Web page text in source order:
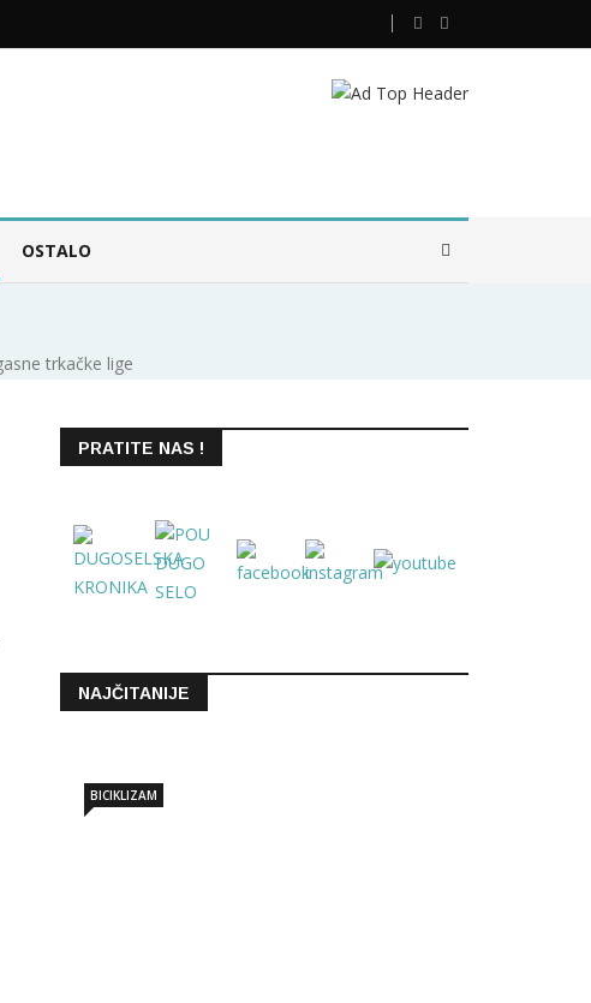
OSTALO
trkačke lige
PRATITE NAS !
NAJČITANIJE
BICIKLIZAM